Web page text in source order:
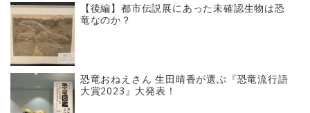
【後編】都市伝説展にあった未確認生物は恐
竜なのか？
恐竜おねえさん 生田晴香が選ぶ『恐竜流行語
大賞2023』大発表！